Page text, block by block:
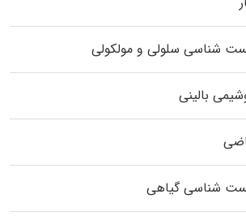
شناسی سلولی و مولکولی
بالینی
شناسی گیاهی